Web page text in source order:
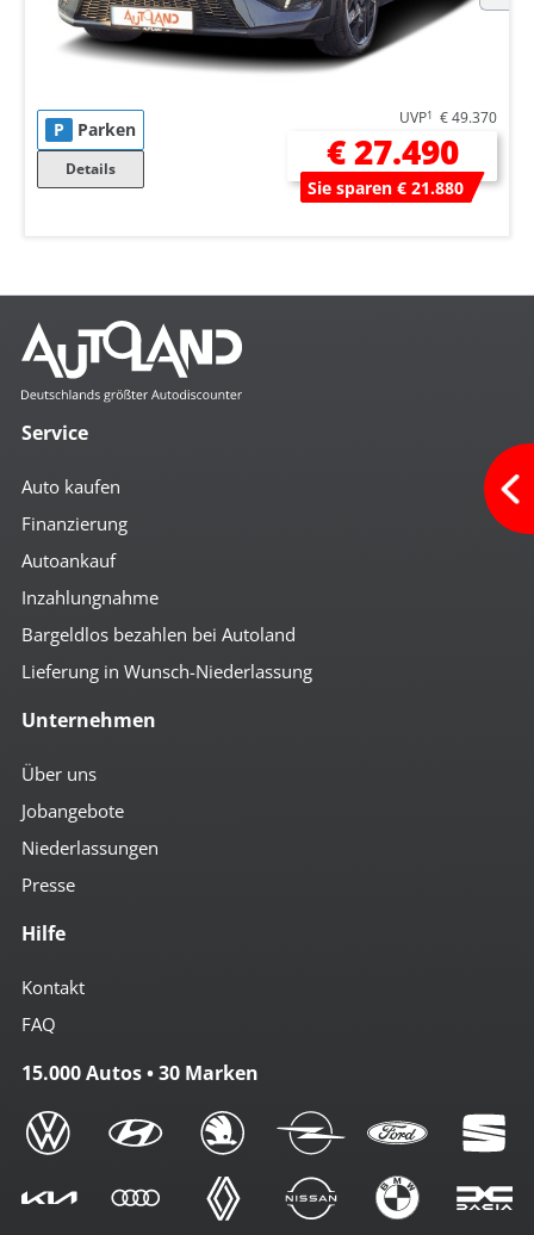
P Parken
Details
UVP1 € 49.370
€ 27.490
Sie sparen € 21.880
Service
Auto kaufen
Finanzierung
Autoankauf
Inzahlungnahme
Bargeldlos bezahlen bei Autoland
Lieferung in Wunsch-Niederlassung
Unternehmen
Über uns
Jobangebote
Niederlassungen
Presse
Hilfe
Kontakt
FAQ
15.000 Autos • 30 Marken